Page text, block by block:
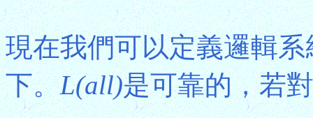
現在我們可以定義邏輯系
下。L(all)是可靠的，若